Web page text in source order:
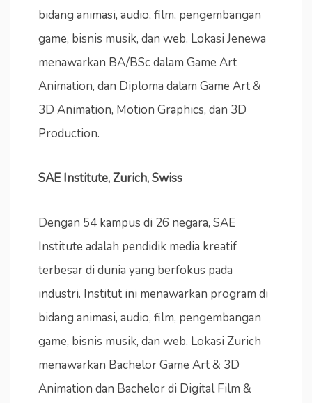
bidang animasi, audio, film, pengembangan
game, bisnis musik, dan web. Lokasi Jenewa
menawarkan BA/BSc dalam Game Art
Animation, dan Diploma dalam Game Art &
3D Animation, Motion Graphics, dan 3D
Production.
SAE Institute, Zurich, Swiss
Dengan 54 kampus di 26 negara, SAE
Institute adalah pendidik media kreatif
terbesar di dunia yang berfokus pada
industri. Institut ini menawarkan program di
bidang animasi, audio, film, pengembangan
game, bisnis musik, dan web. Lokasi Zurich
menawarkan Bachelor Game Art & 3D
Animation dan Bachelor di Digital Film &